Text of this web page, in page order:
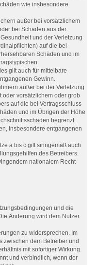
wie insbesondere
außer bei vorsätzlichem
bei Schäden aus der
und der Verletzung
auf die bei
Schäden und im
gilt auch für mittelbare
Gewinn.
außer bei der Verletzung
vorsätzlichem oder grob
auf die bei Vertragsschluss
und im Übrigen der Höhe
begrenzt.
insbesondere entgangenen
a bis c gilt sinngemäß auch
des Betreibers.
nationalem Recht
und die
Änderung wird dem Nutzer
zu widersprechen. Im
zwischen dem Betreiber und
mit sofortiger Wirkung.
und verbindlich, wenn der